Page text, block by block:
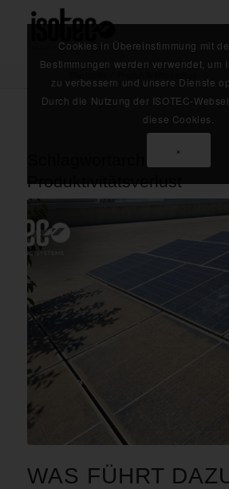
Startseite
Produktivitätsverlust
WAS FÜHRT
Cookies in Übereinstimmung mit
Bestimmungen werden verwendet, um
zu verbessern und unsere Dienste
Durch die Nutzung der ISOTEC-
diese Cookies.
×